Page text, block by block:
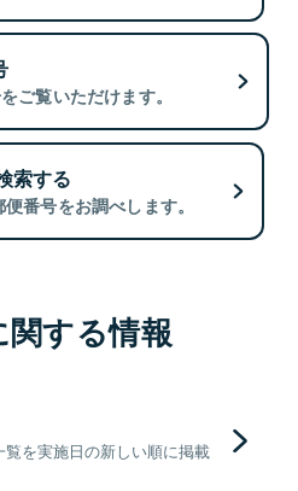
ご覧いただけます。
索する
番号をお調べします。
する情報
を実施日の新しい順に掲載